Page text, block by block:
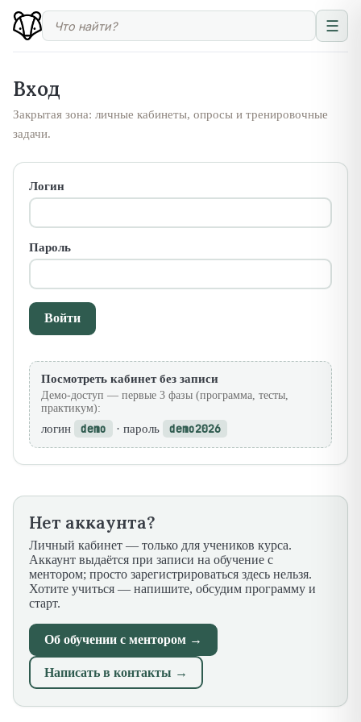
☰
Вход
Закрытая зона: личные кабинеты, опросы и тренировочные
задачи.
Логин
Пароль
Войти
Посмотреть кабинет без записи
Демо-доступ — первые 3 фазы (программа, тесты,
практикум):
логин demo · пароль demo2026
Нет аккаунта?
Личный кабинет — только для учеников курса.
Аккаунт выдаётся при записи на обучение с
ментором; просто зарегистрироваться здесь нельзя.
Хотите учиться — напишите, обсудим программу и
старт.
Об обучении с ментором →
Написать в контакты →